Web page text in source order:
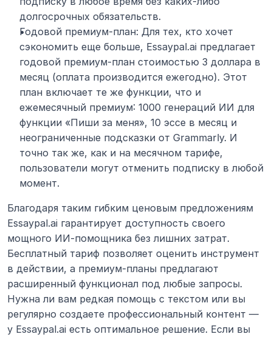
долгосрочных обязательств.
Годовой премиум-план: Для тех, кто хочет
сэкономить еще больше, Essaypal.ai предлагает
годовой премиум-план стоимостью 3 доллара в
месяц (оплата производится ежегодно). Этот
план включает те же функции, что и
ежемесячный премиум: 1000 генераций ИИ для
функции «Пиши за меня», 10 эссе в месяц и
неограниченные подсказки от Grammarly. И
точно так же, как и на месячном тарифе,
пользователи могут отменить подписку в любой
момент.
Благодаря таким гибким ценовым предложениям
Essaypal.ai гарантирует доступность своего
мощного ИИ-помощника без лишних затрат.
Бесплатный тариф позволяет оценить инструмент
в действии, а премиум-планы предлагают
расширенный функционал под любые запросы.
Нужна ли вам редкая помощь с текстом или вы
регулярно создаете профессиональный контент —
у Essaypal.ai есть оптимальное решение. Если вы